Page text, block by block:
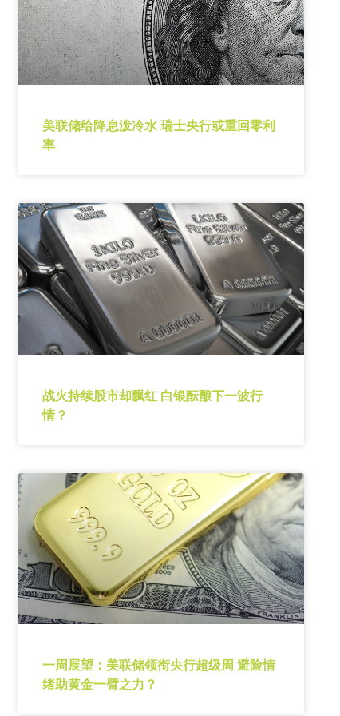
美联储给降息泼冷水 瑞士央行或重回零利
率
战火持续股市却飘红 白银酝酿下一波行
情？
一周展望：美联储领衔央行超级周 避险情
绪助黄金一臂之力？